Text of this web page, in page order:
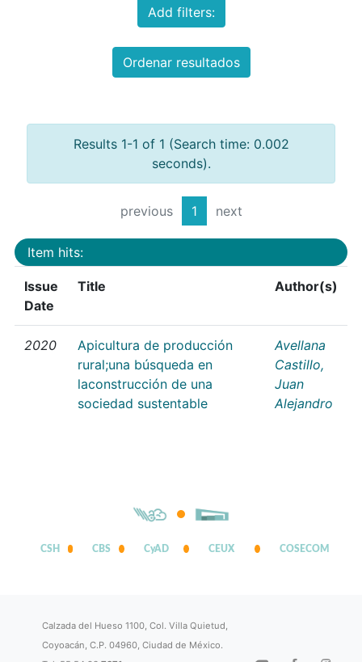
Add filters:
Ordenar resultados
Results 1-1 of 1 (Search time: 0.002
seconds).
previous 1 next
Item hits:
Issue
Date
Title Author(s)
2020
Apicultura de producción
rural;una búsqueda en
laconstrucción de una
sociedad sustentable
Avellana
Castillo,
Juan
Alejandro
CSH CBS CyAD CEUX COSECOM
Calzada del Hueso 1100, Col. Villa Quietud,
Coyoacán, C.P. 04960, Ciudad de México.